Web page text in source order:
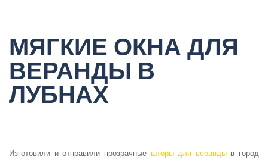
МЯГКИЕ ОКНА ДЛЯ
ВЕРАНДЫ В
ЛУБНАХ
Изготовили и отправили прозрачные шторы для верандыв город